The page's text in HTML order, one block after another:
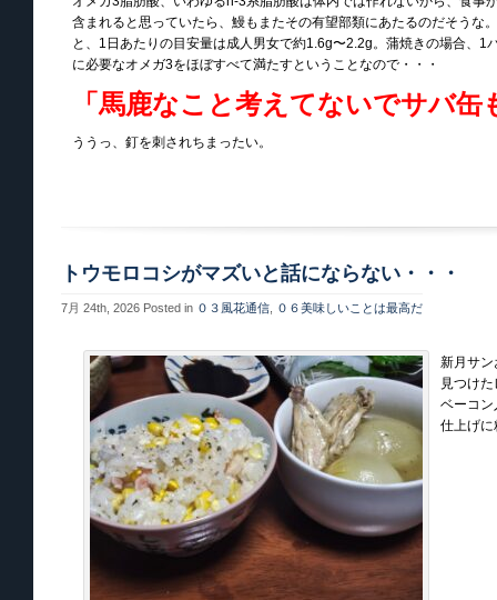
含まれると思っていたら、鰻もまたその有望部類にあたるのだそうな
と、1日あたりの目安量は成人男女で約1.6g〜2.2g。蒲焼きの場合、
に必要なオメガ3をほぼすべて満たすということなので・・・
「馬鹿なこと考えてないでサバ
ううっ、釘を刺されちまったい。
トウモロコシがマズいと話にならない・・・
7月 24th, 2026 Posted in ０３風花通信 ０６美味しいことは最高だ
新月サン
見つけ
ベーコン
仕上げ